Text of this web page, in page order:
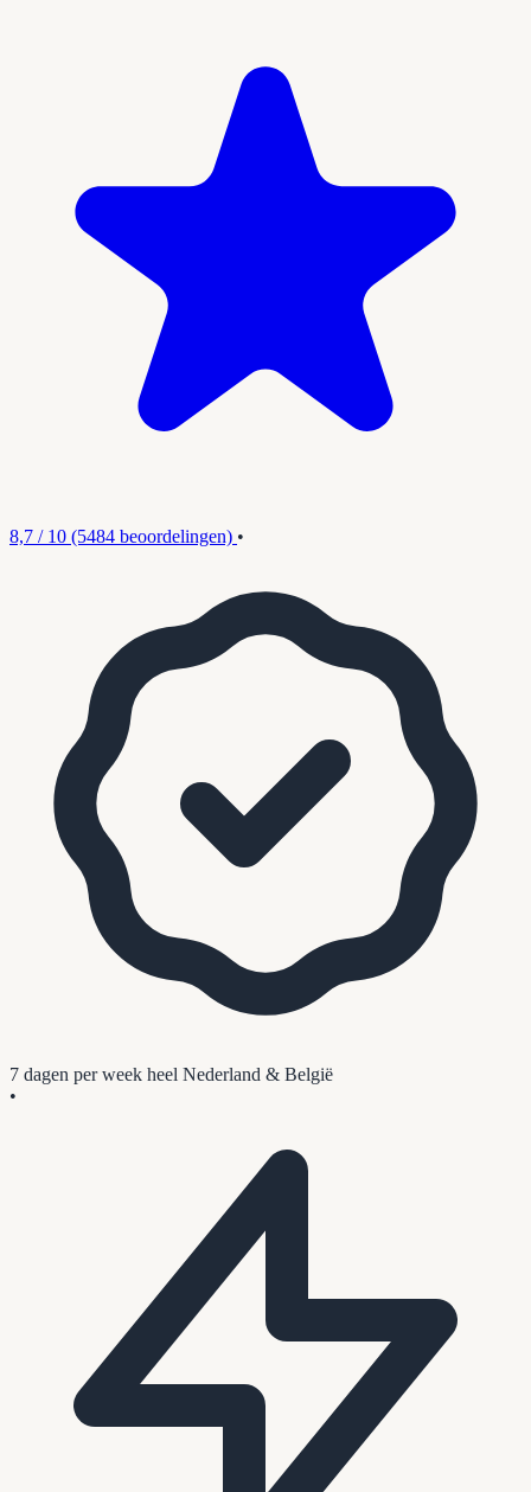
8,7 / 10 (5484 beoordelingen) •
7 dagen per week heel Nederland & België
•